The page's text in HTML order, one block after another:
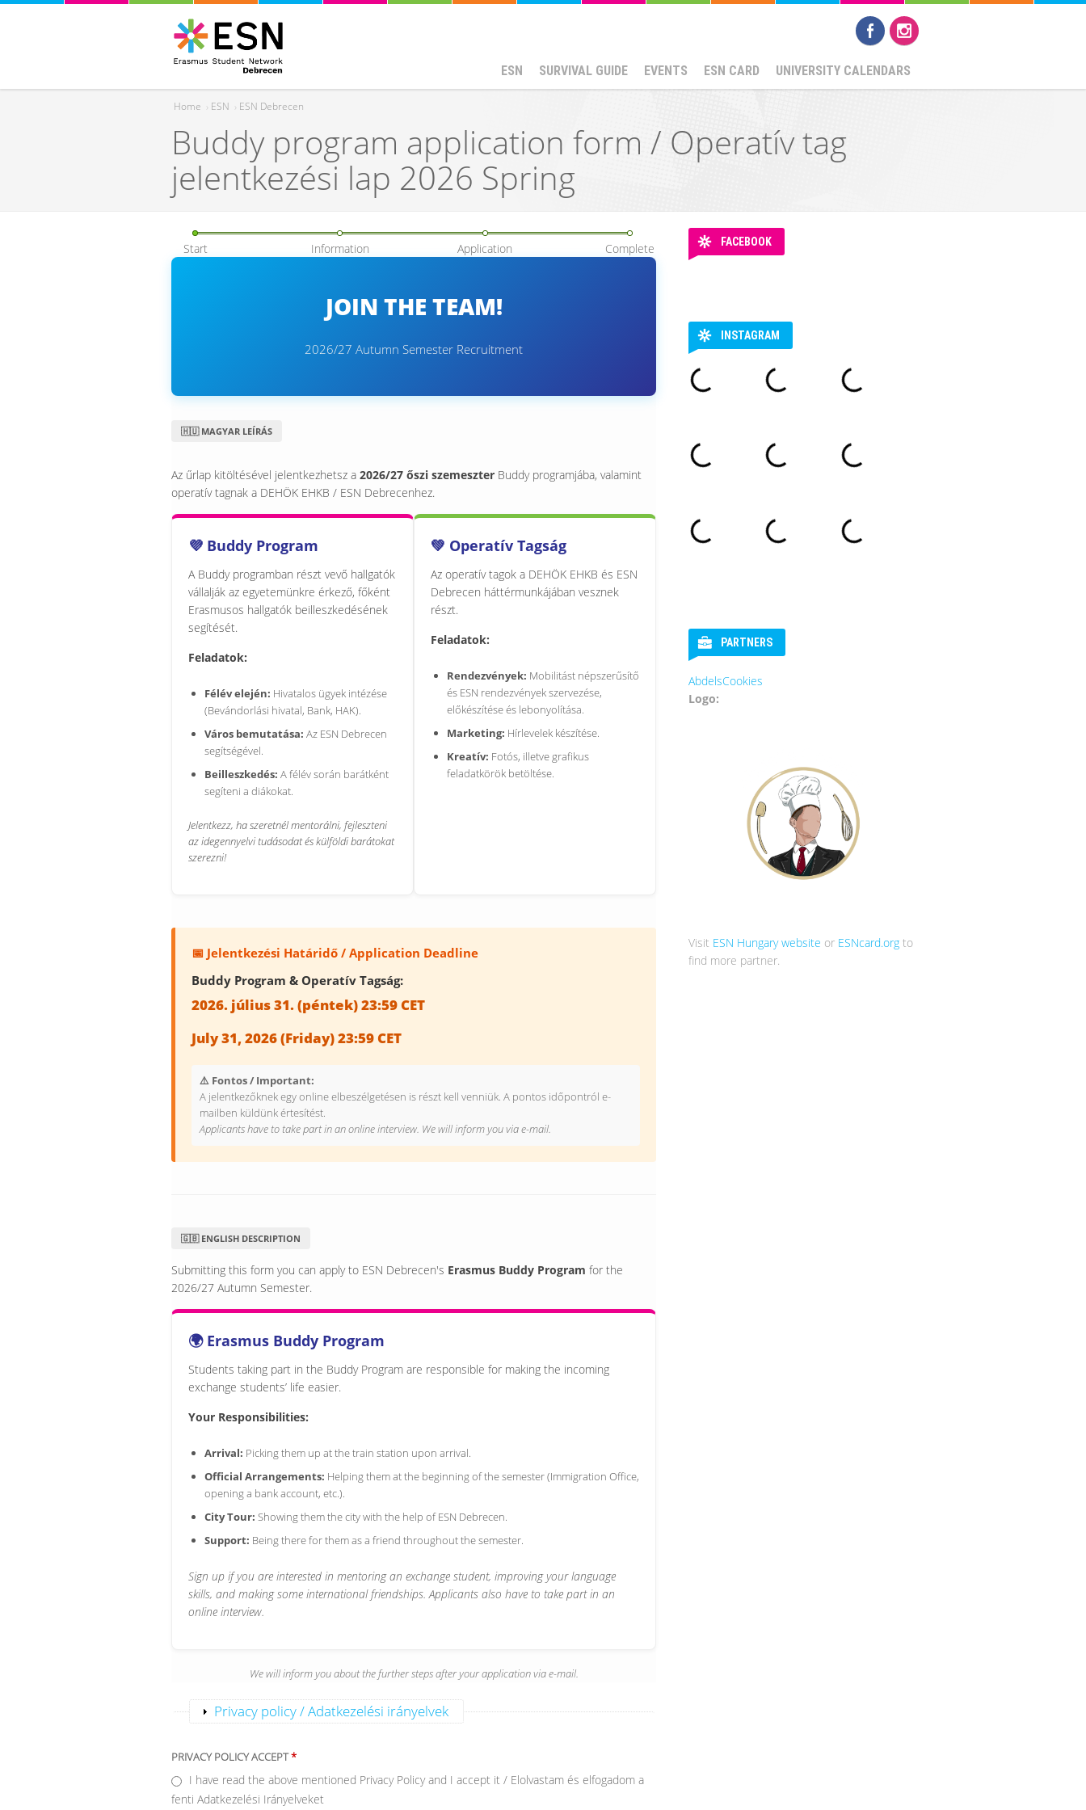
ESN SURVIVAL GUIDE EVENTS ESN CARD UNIVERSITY CALENDARS
You are here
Home › ESN › ESN Debrecen
Buddy program application form / Operatív tag
jelentkezési lap 2026 Spring
Start Information Application Complete
JOIN THE TEAM!
2026/27 Autumn Semester Recruitment
🇭🇺 MAGYAR LEÍRÁS
Az űrlap kitöltésével jelentkezhetsz a 2026/27 őszi szemeszter Buddy programjába, valamint
operatív tagnak a DEHÖK EHKB / ESN Debrecenhez.
💜 Buddy Program
A Buddy programban részt vevő hallgatók
vállalják az egyetemünkre érkező, főként
Erasmusos hallgatók beilleszkedésének
segítését.
Feladatok:
Félév elején: Hivatalos ügyek intézése
(Bevándorlási hivatal, Bank, HAK).
Város bemutatása: Az ESN Debrecen
segítségével.
Beilleszkedés: A félév során barátként
segíteni a diákokat.
Jelentkezz, ha szeretnél mentorálni, fejleszteni
az idegennyelvi tudásodat és külföldi barátokat
szerezni!
💚 Operatív Tagság
Az operatív tagok a DEHÖK EHKB és ESN
Debrecen háttérmunkájában vesznek
részt.
Feladatok:
Rendezvények: Mobilitást népszerűsítő
és ESN rendezvények szervezése,
előkészítése és lebonyolítása.
Marketing: Hírlevelek készítése.
Kreatív: Fotós, illetve grafikus
feladatkörök betöltése.
📅 Jelentkezési Határidő / Application Deadline
Buddy Program & Operatív Tagság:
2026. július 31. (péntek) 23:59 CET
July 31, 2026 (Friday) 23:59 CET
⚠️ Fontos / Important:
A jelentkezőknek egy online elbeszélgetésen is részt kell venniük. A pontos időpontról e-
mailben küldünk értesítést.
Applicants have to take part in an online interview. We will inform you via e-mail.
🇬🇧 ENGLISH DESCRIPTION
Submitting this form you can apply to ESN Debrecen's Erasmus Buddy Program for the
2026/27 Autumn Semester.
🌍 Erasmus Buddy Program
Students taking part in the Buddy Program are responsible for making the incoming
exchange students’ life easier.
Your Responsibilities:
Arrival: Picking them up at the train station upon arrival.
Official Arrangements: Helping them at the beginning of the semester (Immigration Office,
opening a bank account, etc.).
City Tour: Showing them the city with the help of ESN Debrecen.
Support: Being there for them as a friend throughout the semester.
Sign up if you are interested in mentoring an exchange student, improving your language
skills, and making some international friendships. Applicants also have to take part in an
online interview.
We will inform you about the further steps after your application via e-mail.
Show
Privacy policy / Adatkezelési irányelvek
PRIVACY POLICY ACCEPT*
I have read the above mentioned Privacy Policy and I accept it / Elolvastam és elfogadom a
fenti Adatkezelési Irányelveket
FACEBOOK
INSTAGRAM
PARTNERS
AbdelsCookies
Logo:
Eurosender
Visit ESN Hungary website or ESNcard.org to
find more partner.